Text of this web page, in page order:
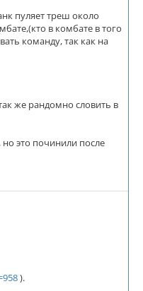
пуляет треш около
в комбате в того
команду, так как на
же рандомно словить в
это починили после
).